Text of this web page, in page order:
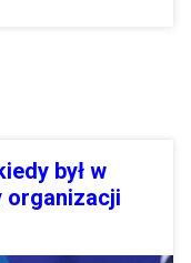
był w
organizacji